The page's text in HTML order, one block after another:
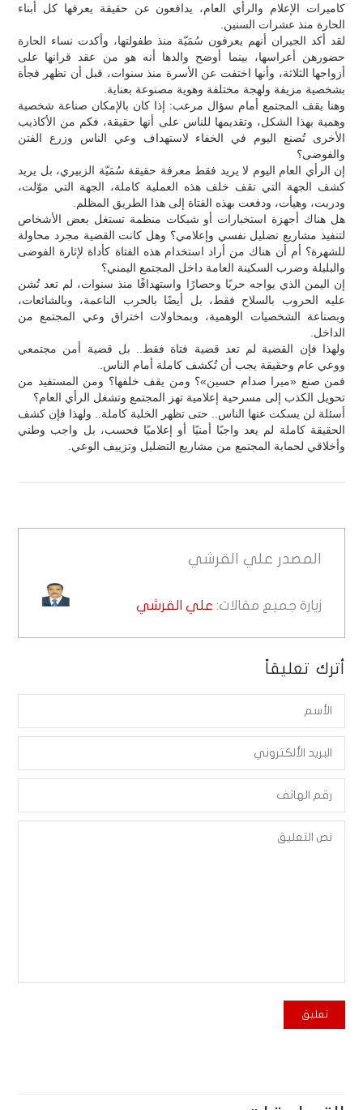
كاميرات الإعلام والرأي العام، يدافعون عن حقيقة يعرفها كل أبناء
الحارة منذ عشرات السنين.
لقد أكد الجيران أنهم يعرفون سُمَيّة منذ طفولتها، وأكدت نساء الحارة
حضورهن أعراسها، بينما أوضح والدها أنه هو من عقد قرانها على
أزواجها الثلاثة، وأنها اختفت عن الأسرة منذ سنوات، قبل أن تظهر فجأة
بشخصية مزيفة ولهجة مختلفة وهوية مصنوعة بعناية.
وهنا يقف المجتمع أمام سؤال مرعب: إذا كان بالإمكان صناعة شخصية
وهمية بهذا الشكل، وتقديمها للناس على أنها حقيقة، فكم من الأكاذيب
الأخرى تُصنع اليوم في الخفاء لاستهداف وعي الناس وزرع الفتن
والفوضى؟
إن الرأي العام اليوم لا يريد فقط معرفة حقيقة سُمَيّة الزبيري، بل يريد
كشف الجهة التي تقف خلف هذه العملية كاملة، الجهة التي موّلت،
ودربت، وهيأت، ودفعت بهذه الفتاة إلى هذا الطريق المظلم.
هل هناك أجهزة استخبارات أو شبكات منظمة تستغل بعض الأشخاص
لتنفيذ مشاريع تضليل نفسي وإعلامي؟ وهل كانت القضية مجرد محاولة
للشهرة؟ أم أن هناك من أراد استخدام هذه الفتاة كأداة لإثارة الفوضى
والبلبلة وضرب السكينة العامة داخل المجتمع اليمني؟
إن اليمن الذي يواجه حربًا وحصارًا واستهدافًا منذ سنوات، لم تعد تُشن
عليه الحروب بالسلاح فقط، بل أيضًا بالحرب الناعمة، وبالشائعات،
وبصناعة الشخصيات الوهمية، وبمحاولات اختراق وعي المجتمع من
الداخل.
ولهذا فإن القضية لم تعد قضية فتاة فقط.. بل قضية أمن مجتمعي
ووعي عام وحقيقة يجب أن تُكشف كاملة أمام الناس.
فمن صنع «ميرا صدام حسين»؟ ومن يقف خلفها؟ ومن المستفيد من
تحويل الكذب إلى مسرحية إعلامية تهز المجتمع وتشغل الرأي العام؟
أسئلة لن يسكت عنها الناس.. حتى تظهر الخلية كاملة.. ولهذا فإن كشف
الحقيقة كاملة لم يعد واجبًا أمنيًا أو إعلاميًا فحسب، بل واجب وطني
وأخلاقي لحماية المجتمع من مشاريع التضليل وتزييف الوعي.
المصدر علي القرشي
زيارة جميع مقالات: علي القرشي
أترك تعليقاً